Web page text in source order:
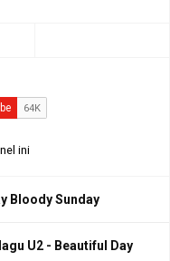
ini
Bloody Sunday
U2 - Beautiful Day